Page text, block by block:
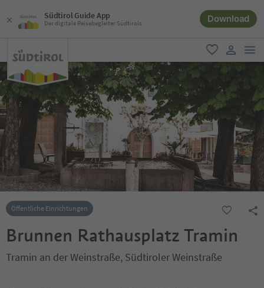
Südtirol Guide App
Der digitale Reisebegleiter Südtirols Download
favorit
user link
Öffentliche Einrichtungen
Brunnen Rathausplatz Tramin
Tramin an der Weinstraße, Südtiroler Weinstraße